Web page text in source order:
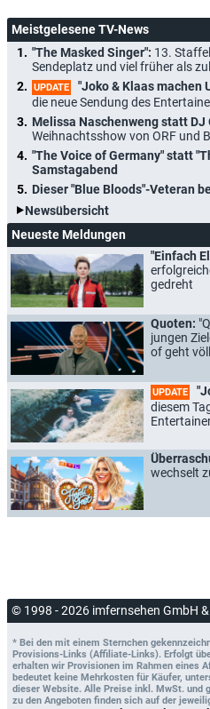
Meistgelesene TV-News
"The Masked Singer": 13.
Sendeplatz und viel früher als
UPDATE "Joko & Klaas machen
die neue Sendung des
Melissa Naschenweng statt DJ
Weihnachtsshow von ORF und
"The Voice of Germany" statt
Samstagabend
Dieser "Blue Bloods"-Veteran
Newsübersicht
Neueste Meldungen
"Einfach
gedreht
Quoten:
jungen
of geht
UPDATE
diesem
wechselt
© 1998 - 2026 imfernsehen GmbH &
* Bei den mit einem Sternchen
Provisions-Links (Affiliate-Links). Erfolgt
erhalten wir Provisionen im Rahmen eines
bedeutet keine Mehrkosten für Käufer,
dieser Website. Alle Preise inkl. MwSt. und
zu den Angeboten finden sich auf der